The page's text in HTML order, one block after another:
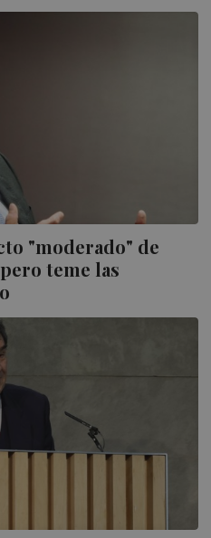
"moderado" de
teme las